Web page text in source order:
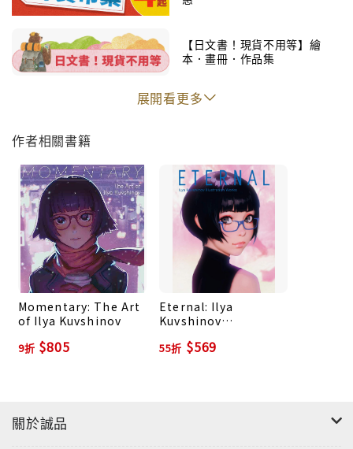
【日文書！現貨不用等】繪
本．畫冊．作品集
展開看更多
作者相關書籍
Momentary: The Art
of Ilya Kuvshinov
9折 $805
Eternal: Ilya
Kuvshinov
55折 $569
關於誠品